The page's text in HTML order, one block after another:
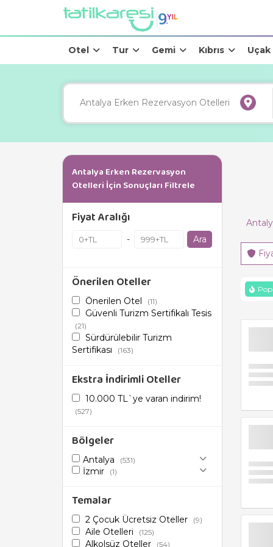
Otel Tur Gemi Kıbrıs Uçak
Antalya Erken Rezervasyon
Otelleri İçin Sonuçları Filtrele
Fiyat Aralığı
- Ara
Önerilen Oteller
Önerilen Otel (11)
Güvenli Turizm Sertifikalı Tesis
(21)
Sürdürülebilir Turizm
Sertifikası
(163)
Ekstra İndirimli Oteller
10.000 TL`ye varan indirim!
(527)
Bölgeler
Antalya (531)
İzmir (1)
Temalar
2 Çocuk Ücretsiz Oteller (9)
Aile Otelleri (125)
Alkolsüz Oteller (54)